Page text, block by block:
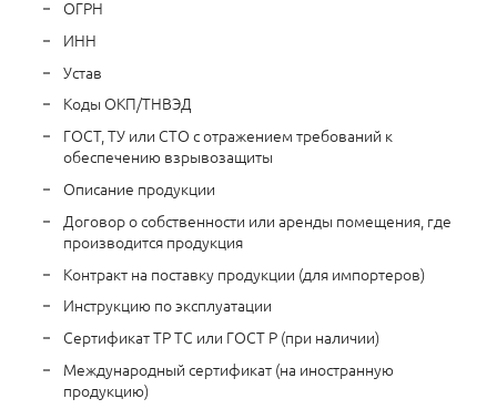
ОГРН
ИНН
Устав
Коды ОКП/ТНВЭД
ГОСТ, ТУ или СТО с отражением требований к
обеспечению взрывозащиты
Описание продукции
Договор о собственности или аренды помещения, где
производится продукция
Контракт на поставку продукции (для импортеров)
Инструкцию по эксплуатации
Сертификат ТР ТС или ГОСТ Р (при наличии)
Международный сертификат (на иностранную
продукцию)